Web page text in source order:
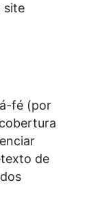
site
fé (por
de